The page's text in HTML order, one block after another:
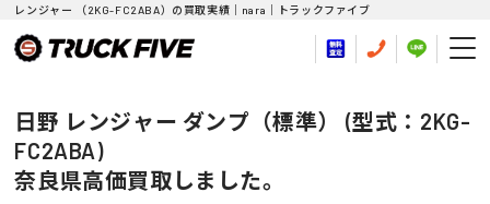
レンジャー （2KG-FC2ABA）の買取実績｜nara｜トラックファイブ
日野 レンジャー ダンプ（標準） (型式：2KG-
FC2ABA)
奈良県高価買取しました。